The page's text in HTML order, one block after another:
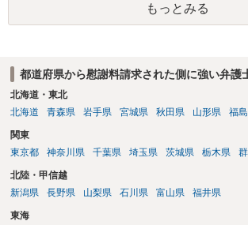
もっとみる
都道府県から慰謝料請求された側に強い弁護
北海道・東北
北海道
青森県 岩手県 宮城県 秋田県 山形県 福
関東
東京都
神奈川県 千葉県 埼玉県 茨城県 栃木県
北陸・甲信越
新潟県
長野県 山梨県 石川県 富山県 福井県
東海